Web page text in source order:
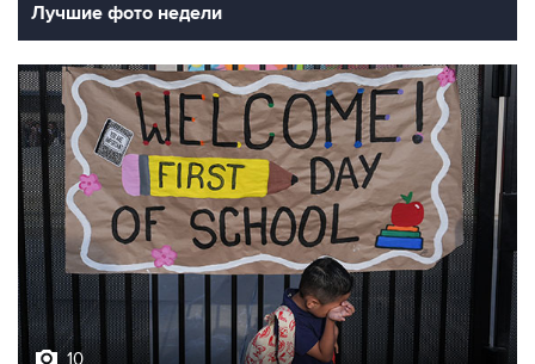
Лучшие фото недели
10